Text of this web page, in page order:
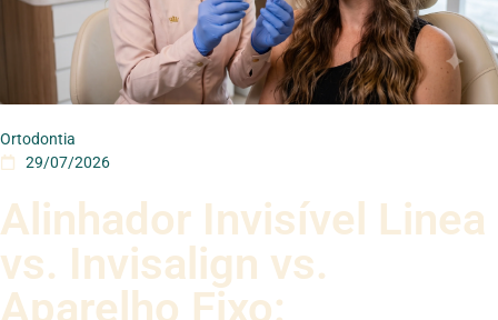
Ortodontia
29/07/2026
Alinhador Invisível Linea
vs. Invisalign vs.
Aparelho Fixo: